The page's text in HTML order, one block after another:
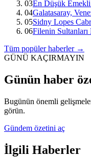
03En Düşük
04Galatasaray,
05Sidny Lopes
06Filenin
Tüm popüler haberler →
GÜNÜ KAÇIRMAYIN
Günün haber
Bugünün önemli
görün.
Gündem özetini aç
İlgili Haberler